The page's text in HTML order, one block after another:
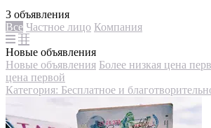
3 объявления
Все Частное лицо Компания
Новые объявления
Новые объявления Более низкая цена
цена первой
Категория: Бесплатное и